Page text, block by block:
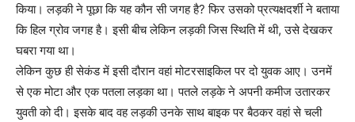
किया। लड़की ने पूछा कि यह कौन सी जगह है? फिर उसको प्रत्यक्षदर्शी ने बताया
कि हिल ग्रोव जगह है। इसी बीच लेकिन लड़की जिस स्थिति में थी, उसे देखकर
घबरा गया था।
लेकिन कुछ ही सेकंड में इसी दौरान वहां मोटरसाइकिल पर दो युवक आए। उनमें
से एक मोटा और एक पतला लड़का था। पतले लड़के ने अपनी कमीज उतारकर
युवती को दी। इसके बाद वह लड़की उनके साथ बाइक पर बैठकर वहां से चली